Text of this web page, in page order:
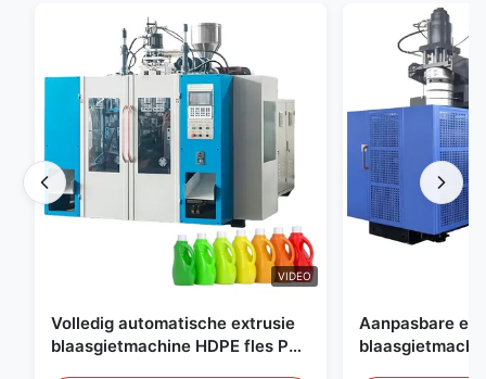
VIDEO
Volledig automatische extrusie
blaasgietmachine HDPE fles Pe
Aanpasbare